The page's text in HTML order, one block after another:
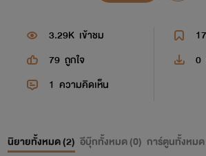
3.29K เข้าชม 17
79 ถูกใจ 0
1 ความคิดเห็น
นิยายทั้งหมด (2) อีบุ๊กทั้งหมด (0) การ์ตูนทั้งหม